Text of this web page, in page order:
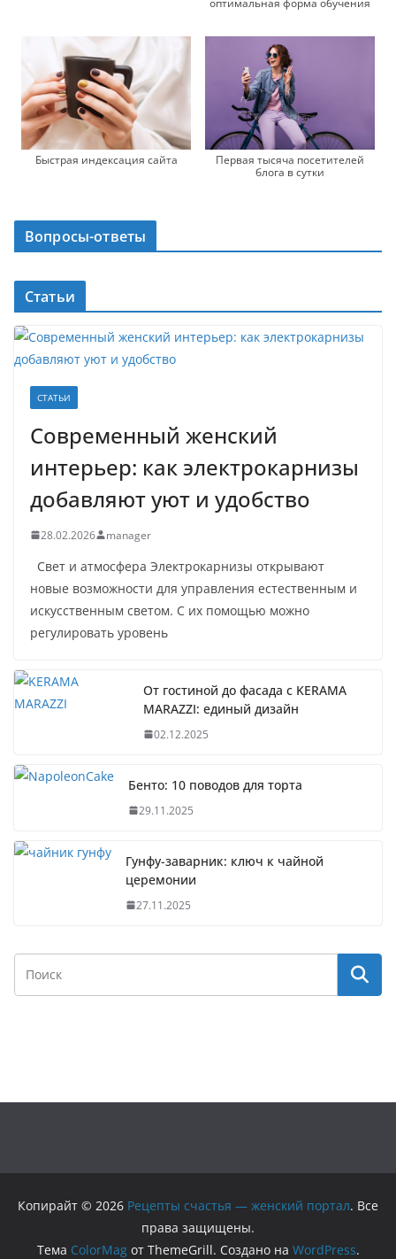
оптимальная форма обучения
Быстрая индексация сайта
Первая тысяча посетителей
блога в сутки
Вопросы-ответы
Статьи
СТАТЬИ
Современный женский
интерьер: как электрокарнизы
добавляют уют и удобство
28.02.2026 manager
Свет и атмосфера Электрокарнизы открывают
новые возможности для управления естественным и
искусственным светом. С их помощью можно
регулировать уровень
От гостиной до фасада с KERAMA
MARAZZI: единый дизайн
02.12.2025
Бенто: 10 поводов для торта
29.11.2025
Гунфу-заварник: ключ к чайной
церемонии
27.11.2025
Копирайт © 2026 Рецепты счастья — женский портал. Все
права защищены.
Тема ColorMagот ThemeGrill. Создано на WordPress.